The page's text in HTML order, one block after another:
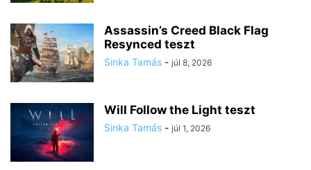
Assassin’s Creed Black Flag
Resynced teszt
Sinka Tamás - júl 8, 2026
Will Follow the Light teszt
Sinka Tamás - júl 1, 2026